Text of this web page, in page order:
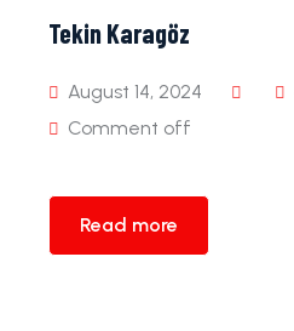
Tekin Karagöz
August 14, 2024
Comment off
Read more